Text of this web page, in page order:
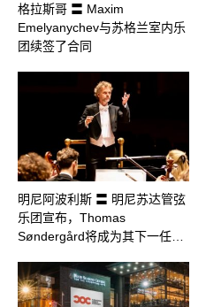
格拉斯哥 〓 Maxim
Emelyanychev与苏格兰室内乐
团续签了合同
明尼阿波利斯 〓 明尼苏达管弦
乐团宣布，Thomas
Søndergård将成为其下一任…